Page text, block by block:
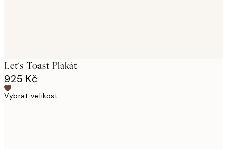
Let's Toast Plakát
925 Kč
Vybrat velikost